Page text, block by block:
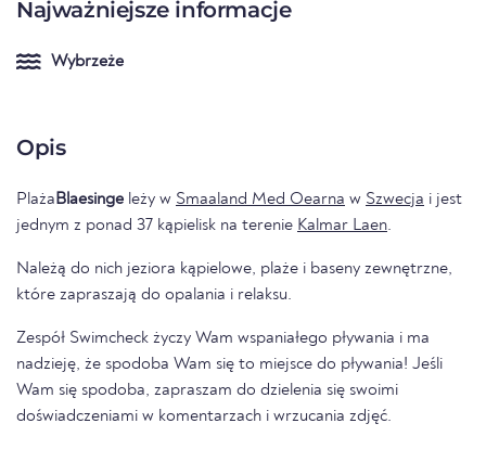
Najważniejsze informacje
Wybrzeże
Opis
PlażaBlaesinge leży w Smaaland Med Oearna w Szwecja i jest
jednym z ponad 37 kąpielisk na terenie Kalmar Laen.
Należą do nich jeziora kąpielowe, plaże i baseny zewnętrzne,
które zapraszają do opalania i relaksu.
Zespół Swimcheck życzy Wam wspaniałego pływania i ma
nadzieję, że spodoba Wam się to miejsce do pływania! Jeśli
Wam się spodoba, zapraszam do dzielenia się swoimi
doświadczeniami w komentarzach i wrzucania zdjęć.